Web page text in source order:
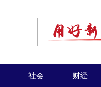
社会 财经